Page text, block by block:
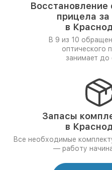
Восстановление
прицела за
в
В 9 из 10
оптического
занимает до
Запасы
в
Все необходимые
— работу